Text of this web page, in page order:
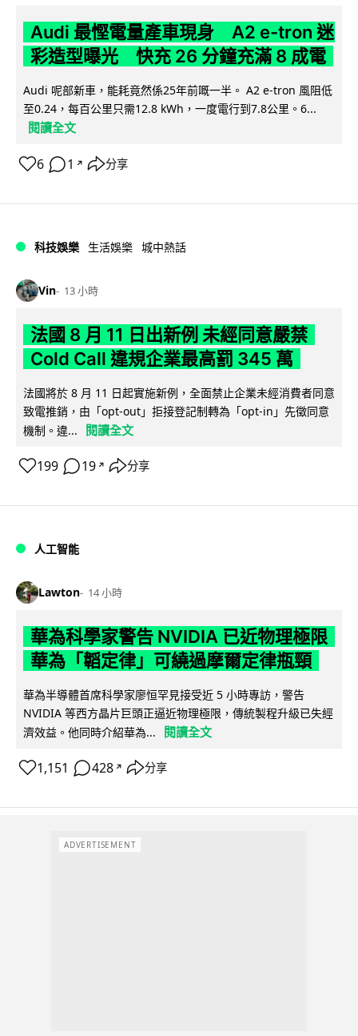
Audi 最慳電量產車現身 A2 e-tron 迷
彩造型曝光 快充 26 分鐘充滿 8 成電
Audi 呢部新車，能耗竟然係25年前嘅一半。 A2 e-tron 風阻低
至0.24，每百公里只需12.8 kWh，一度電行到7.8公里。6...
閱讀全文
6 1 ↗ 分享
科技娛樂 生活娛樂 城中熱話
Vin 13 小時
法國 8 月 11 日出新例 未經同意嚴禁
Cold Call 違規企業最高罰 345 萬
法國將於 8 月 11 日起實施新例，全面禁止企業未經消費者同意
致電推銷，由「opt-out」拒接登記制轉為「opt-in」先徵同意
機制。違...
閱讀全文
199 19 ↗ 分享
人工智能
Lawton 14 小時
華為科學家警告 NVIDIA 已近物理極限
華為「韜定律」可繞過摩爾定律瓶頸
華為半導體首席科學家廖恒罕見接受近 5 小時專訪，警告
NVIDIA 等西方晶片巨頭正逼近物理極限，傳統製程升級已失經
濟效益。他同時介紹華為...
閱讀全文
1,151 428 ↗ 分享
ADVERTISEMENT